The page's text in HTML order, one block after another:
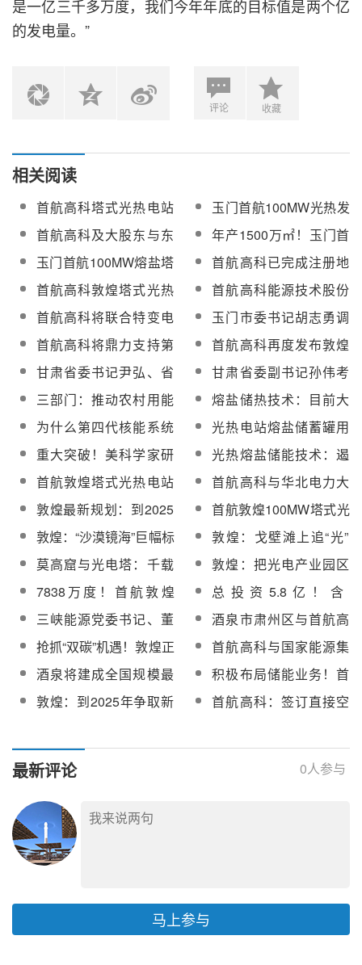
是一亿三千多万度，我们今年年底的目标值是两个亿
的发电量。”
评论 收藏
相关阅读
首航高科塔式光热电站
吸热器技术荣获中国可
再生能源学会技术创新
一等奖
玉门首航100MW光热发
电示范项目吸热塔施工
工程确定中标方
首航高科及大股东与东
方邦信签订债务纾困重
组合作框架协议
年产1500万㎡！玉门首
航节能光热反射镜制造
项目正加紧推进建设
玉门首航100MW熔盐塔
式光热发电项目稳步推
进建设【附现场图】
首航高科已完成注册地
址工商变更登记
首航高科敦煌塔式光热
电站获评“能源科普教育
基地”
首航高科能源技术股份
有限公司到兰州化物所
开展合作交流
首航高科将联合特变电
工合作开发博茨瓦纳光
热发电项目
玉门市委书记胡志勇调
研首航节能聚光系统结
构件制造等重点项目建
设情况
首航高科将鼎力支持第
八届中国国际光热大会
召开
首航高科再度发布敦煌
100MW光热电站发电数
据
甘肃省委书记尹弘、省
长任振鹤先后调研首航
高科敦煌电站
甘肃省委副书记孙伟考
察首航高科敦煌电站
三部门：推动农村用能
革新，推广应用太阳能
光热等技术和产品
熔盐储热技术：目前大
规模中高温储热技术的
首选
为什么第四代核能系统
——熔盐堆技术会风靡
全球，得到多国的追
捧？
光热电站熔盐储蓄罐用
不锈钢制造技术及产品
开发项目获甘肃省级科
技资金支持
重大突破！美科学家研
发新型热电材料，创史
上最高转化率
光热熔盐储能技术：遏
制“两高”解决“双控”的新
路径
首航敦煌塔式光热电站
入选国家生态环境部
2021年绿色低碳典型案
例名单
首航高科与华北电力大
学签约！拟联合研发提
高光热发电等技术并促
进成果落地
敦煌最新规划：到2025
年多能互补装机达
5GW，含光热200MW
首航敦煌100MW塔式光
热电站拼巨幅标语欢迎
孟晚舟女士回家
敦煌：“沙漠镜海”巨幅标
语为祖国生日送祝福
敦煌：戈壁滩上追“光”
书写绿色发展
莫高窟与光电塔：千载
敦煌绽放出全新的光芒
敦煌：把光电产业园区
当作景区建
7838万度！首航敦煌
100MW塔式光热电站第
三季度发电量同期增长
39.7%
总投资5.8亿！含
20.12MW光热供热（储
能），首航光电将建源
网荷储一体化项目
三峡能源党委书记、董
事长王武斌与首航高科
董事长黄文佳座谈
酒泉市肃州区与首航高
科举行合作项目签约仪
式
抢抓“双碳”机遇！敦煌正
大力推进“光热储能+光
伏”发展模式
首航高科与国家能源集
团子公司签署合作框架
协议
酒泉将建成全国规模最
大、技术路线最全的光
热示范基地
积极布局储能业务！首
航高科设立全资子公司
甘肃首航风光氢能有限
敦煌：到2025年争取新
万千瓦多能互补基地
首航高科：签订直接空
最新评论 0人参与
马上参与